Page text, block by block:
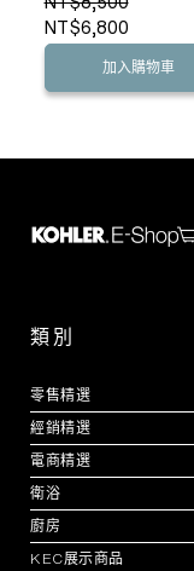
NT$6,800
加入購物車
類別
零售精選
經銷精選
電商精選
衛浴
廚房
KEC展示商品